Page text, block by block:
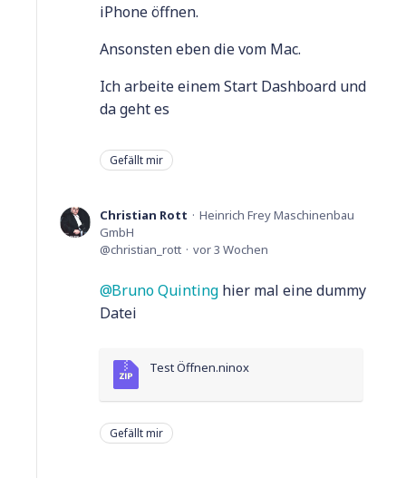
iPhone öffnen.
Ansonsten eben die vom Mac.
Ich arbeite einem Start Dashboard und
da geht es
Gefällt mir
Christian Rott
Heinrich Frey Maschinenbau
GmbH
christian_rott
vor 3 Wochen
Bruno Quinting hier mal eine dummy
Datei
Test Öffnen.ninox
Gefällt mir